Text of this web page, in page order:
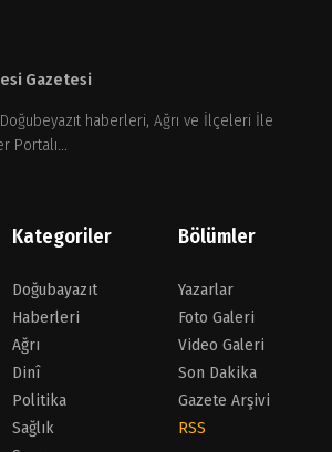
Gazetesi
haberleri, Ağrı ve İlçeleri İle
Portalı...
Kategoriler
Doğubayazıt
Haberleri
Ağrı
Dinî
Politika
Sağlık
Bölümler
Yazarlar
Foto Galeri
Video Galeri
Son Dakika
Gazete Arşivi
RSS